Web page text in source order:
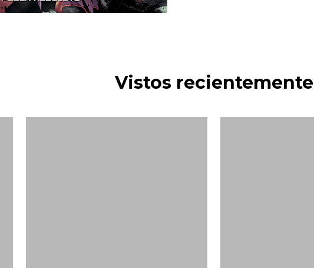
Vistos recientemente